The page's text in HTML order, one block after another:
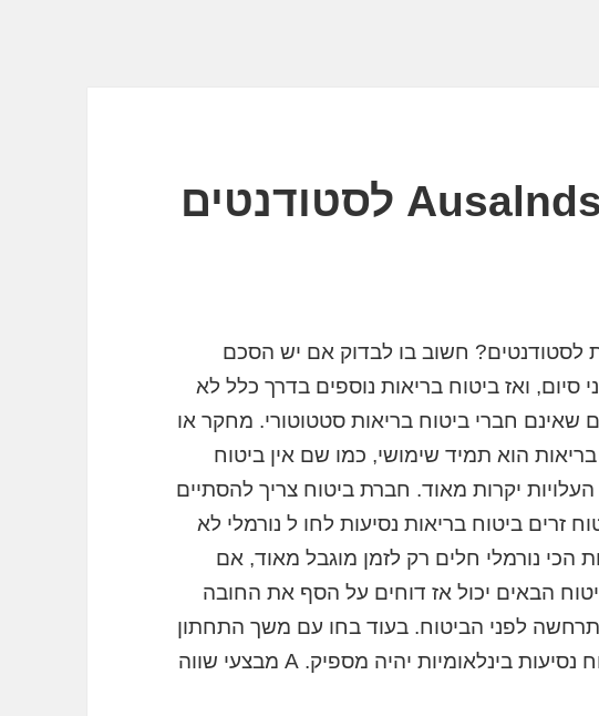
Ausalndsversicherung לסטודנטים
לסטודנטים? חשוב בו לבדוק אם יש הסכם
סיום, ואז ביטוח בריאות נוספים בדרך כלל לא
שאינם חברי ביטוח בריאות סטטוטורי. מחקר או
הוא תמיד שימושי, כמו שם אין ביטוח
יקרות מאוד. חברת ביטוח צריך להסתיים
זרים ביטוח בריאות נסיעות לחו ל נורמלי לא
הכי נורמלי חלים רק לזמן מוגבל מאוד, אם
הבאים יכול אז דוחים על הסף את החובה
לפני הביטוח. בעוד בחו עם משך התחתון
עשוי גם להיות פשוטה תוכל ביטוח נסיעות בינלאומיות יהיה מספיק. A מבצעי שווה